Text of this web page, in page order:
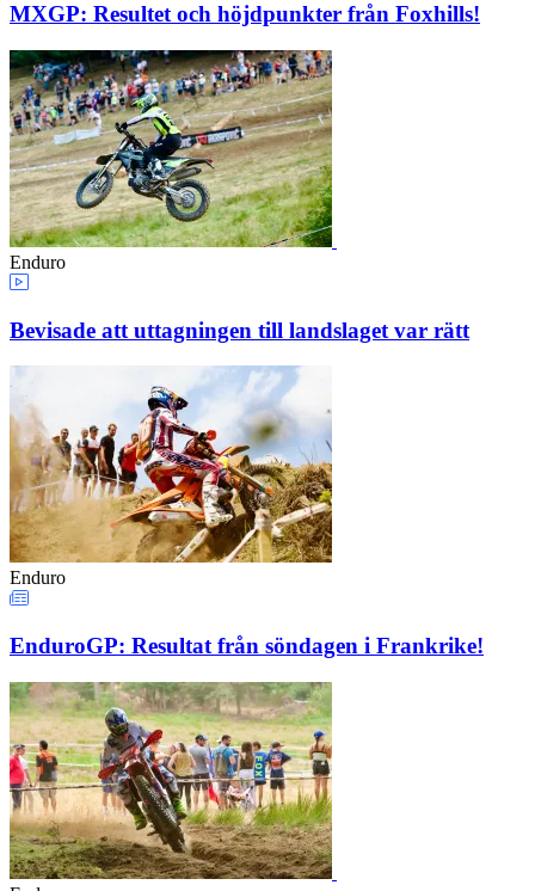
MXGP: Resultet och höjdpunkter från Foxhills!
Enduro
Bevisade att uttagningen till landslaget var rätt
Enduro
EnduroGP: Resultat från söndagen i Frankrike!